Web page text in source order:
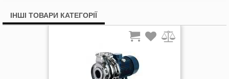
ІНШІ ТОВАРИ КАТЕГОРІЇ